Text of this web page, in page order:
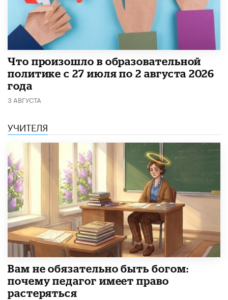
​Что произошло в образовательной
политике с 27 июля по 2 августа 2026
года
3 АВГУСТА
УЧИТЕЛЯ
​Вам не обязательно быть богом:
почему педагог имеет право
растеряться